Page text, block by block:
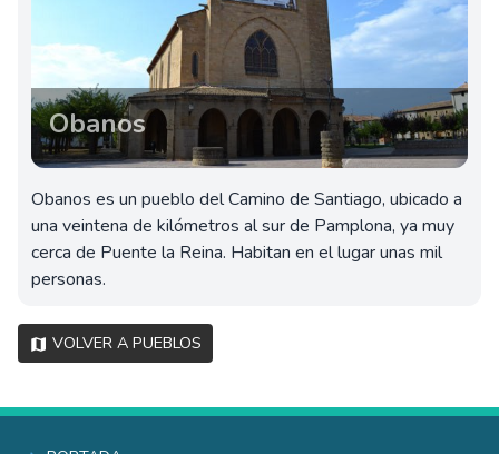
Obanos
Obanos es un pueblo del Camino de Santiago, ubicado a
una veintena de kilómetros al sur de Pamplona, ya muy
cerca de Puente la Reina. Habitan en el lugar unas mil
personas.
Volver a pueblos